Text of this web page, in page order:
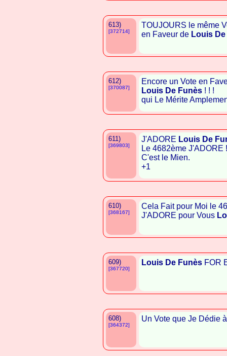
613)
[372714]
TOUJOURS le même
en Faveur de Louis
612)
[370087]
Encore un Vote en
Louis De Funès ! ! !
qui Le Mérite
611)
[369803]
J'ADORE Louis De
Le 4682ème J'ADORE !
C'est le Mien.
+1
610)
[368167]
Cela Fait pour Moi le
J'ADORE pour Vous
609)
[367720]
Louis De Funès FOR
608)
[364372]
Un Vote que Je Dédie